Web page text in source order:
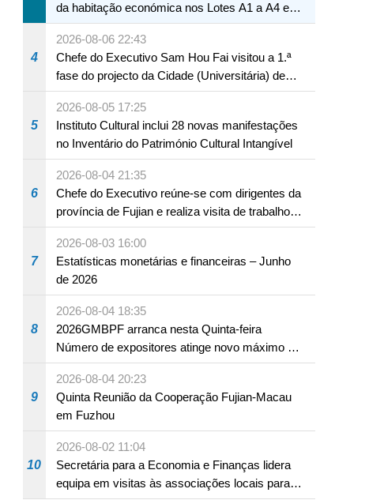
as partes na cerimónia de assinatura.
da habitação económica nos Lotes A1 a A4 e
A12 da Zona A dos Novos Aterros
4
2026-08-06 22:43
Chefe do Executivo Sam Hou Fai visitou a 1.ª
fase do projecto da Cidade (Universitária) de
Educação Internacional de Macau e Hengqin
5
2026-08-05 17:25
Instituto Cultural inclui 28 novas manifestações
no Inventário do Património Cultural Intangível
6
2026-08-04 21:35
Chefe do Executivo reúne-se com dirigentes da
província de Fujian e realiza visita de trabalho
em Fuzhou
7
2026-08-03 16:00
Estatísticas monetárias e financeiras – Junho
de 2026
8
2026-08-04 18:35
2026GMBPF arranca nesta Quinta-feira
Número de expositores atinge novo máximo em
18 anos
9
2026-08-04 20:23
Quinta Reunião da Cooperação Fujian-Macau
em Fuzhou
10
2026-08-02 11:04
Secretária para a Economia e Finanças lidera
equipa em visitas às associações locais para